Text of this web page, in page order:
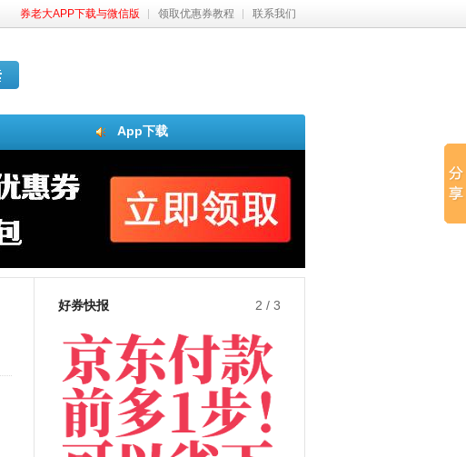
券老大APP下载与微信版 领取优惠券教程 联系我们
App下载
好券快报 3 / 3